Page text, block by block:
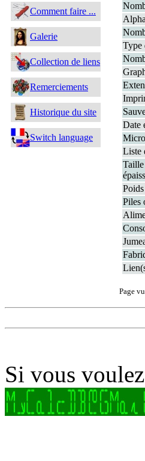
Comment faire ...
Galerie
Collection de liens
Remerciements
Historique du site
Switch language
Type
Date
Liste
Poids
Piles
Page
Si vous